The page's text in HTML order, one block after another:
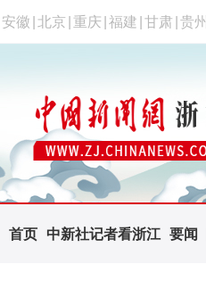
安徽 北京 重庆 福建 甘肃 贵州
首页 中新社记者看浙江 要闻